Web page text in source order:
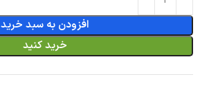
افزودن به سبد خرید
خرید کنید